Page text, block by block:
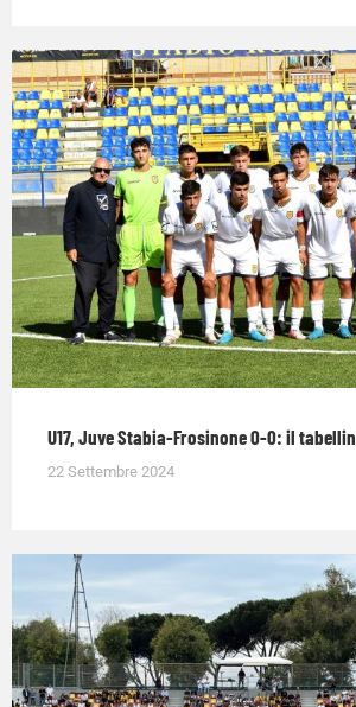
U17, Juve Stabia-Frosinone 0-0: il
22 Settembre 2024